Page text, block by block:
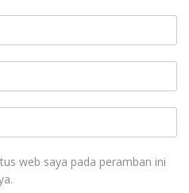
web saya pada peramban ini